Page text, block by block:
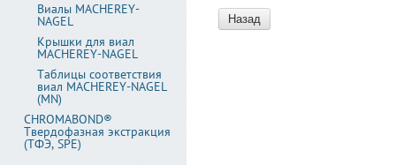
Назад
Виалы MACHEREY-
NAGEL
Крышки для виал
MACHEREY-NAGEL
Таблицы соответствия
виал MACHEREY-NAGEL
(MN)
CHROMABOND®
Твердофазная экстракция
(ТФЭ, SPE)